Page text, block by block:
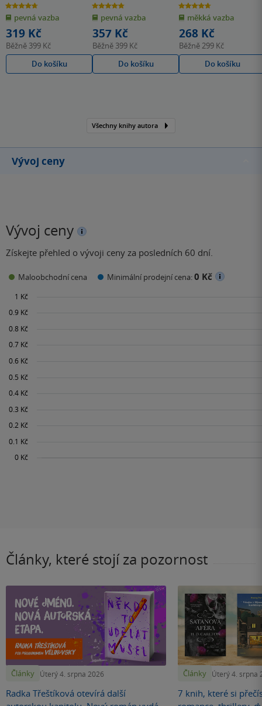
4.7
z
5
hvězdiček
pevná vazba
319 Kč
Běžně 399 Kč
Do košíku
4.8
z
5
hvězdiček
pevná vazba
357 Kč
Běžně 399 Kč
Do košíku
4.7
z
5
hvězdiček
měkká vazba
268 Kč
Běžně299 Kč
Do košíku
Všechny knihy autora
Vývoj ceny
Vývoj ceny
Získejte přehled o vývoji ceny za posledních 60 dní.
Maloobchodní cena Minimální prodejní cena:0 Kč
Články, které stojí za pozornost
Články Úterý 4. srpna 2026
Radka Třeštíková otevírá další
Články Úterý 4. srpna
7 knih, které si